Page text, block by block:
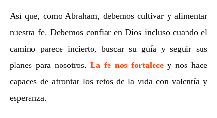
Así que, como Abraham, debemos cultivar y alimentar
nuestra fe. Debemos confiar en Dios incluso cuando el
camino parece incierto, buscar su guía y seguir sus
planes para nosotros.La fe nos fortalecey nos hace
capaces de afrontar los retos de la vida con valentía y
esperanza.